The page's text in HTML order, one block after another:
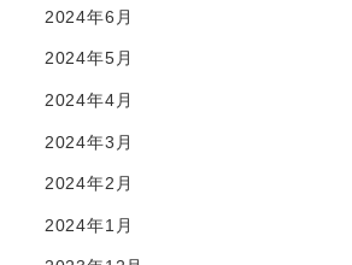
2024年6月
2024年5月
2024年4月
2024年3月
2024年2月
2024年1月